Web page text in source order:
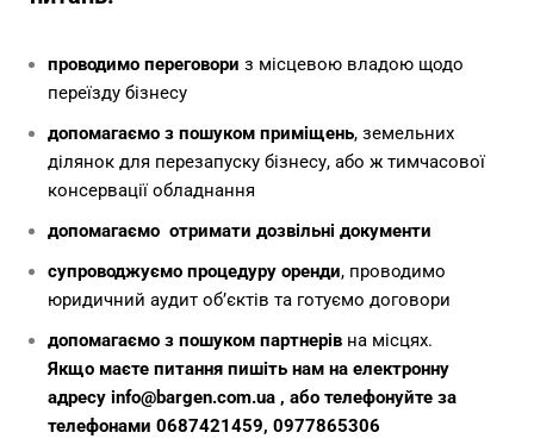
проводимо переговори з місцевою владою щодо
переїзду бізнесу
допомагаємо з пошуком приміщень, земельних
ділянок для перезапуску бізнесу, або ж тимчасової
консервації обладнання
допомагаємо отримати дозвільні документи
супроводжуємо процедуру оренди, проводимо
юридичний аудит об’єктів та готуємо договори
допомагаємо з пошуком партнерів на місцях.
Якщо маєте питання пишіть нам на електронну
адресу info@bargen.com.ua , або телефонуйте за
телефонами 0687421459, 0977865306